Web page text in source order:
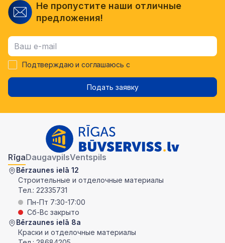
Не пропустите наши отличные
предложения!
Подтверждаю и соглашаюсь с
Подать заявку
RīgaDaugavpilsVentspils
Bērzaunes ielā 12
Строительные и отделочные материалы
Тел.: 22335731
Пн-Пт 7:30-17:00
Сб-Вс закрыто
Bērzaunes ielā 8a
Краски и отделочные материалы